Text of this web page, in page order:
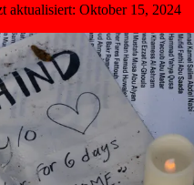
aktualisiert: Oktober 15, 2024